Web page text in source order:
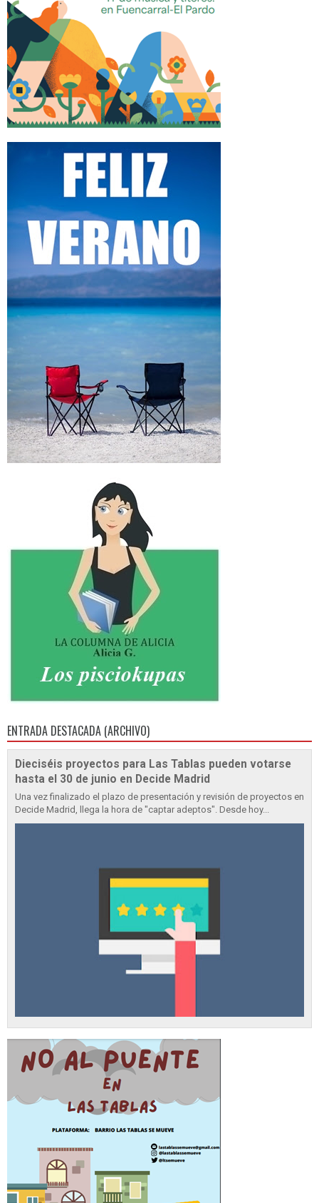
ENTRADA DESTACADA (ARCHIVO)
Dieciséis proyectos para Las Tablas pueden votarse
hasta el 30 de junio en Decide Madrid
Una vez finalizado el plazo de presentación y revisión de proyectos en
Decide Madrid, llega la hora de "captar adeptos". Desde hoy...